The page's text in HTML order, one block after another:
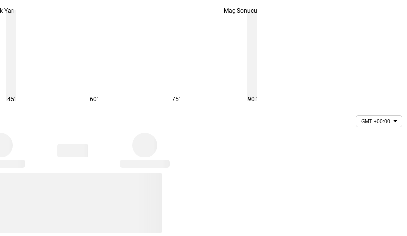
İlk Yarı
45' 60' 75'
Maç Sonucu
90 '
GMT +00:00